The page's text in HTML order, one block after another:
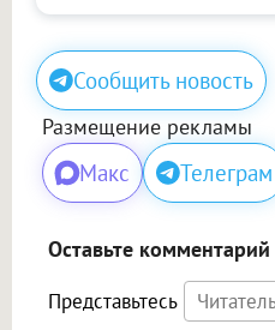
Сообщить новость
Размещение рекламы
Макс Телеграм
Оставьте комментарий
Представьтесь